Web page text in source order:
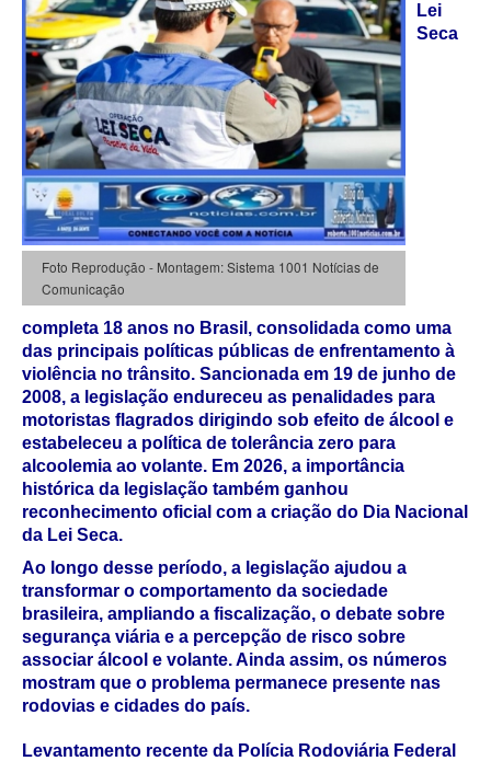
Foto Reprodução - Montagem: Sistema 1001 Notícias de
Comunicação
Lei
Seca
completa 18 anos no Brasil, consolidada como uma
das principais políticas públicas de enfrentamento à
violência no trânsito. Sancionada em 19 de junho de
2008, a legislação endureceu as penalidades para
motoristas flagrados dirigindo sob efeito de álcool e
estabeleceu a política de tolerância zero para
alcoolemia ao volante. Em 2026, a importância
histórica da legislação também ganhou
reconhecimento oficial com a criação do Dia Nacional
da Lei Seca.
Ao longo desse período, a legislação ajudou a
transformar o comportamento da sociedade
brasileira, ampliando a fiscalização, o debate sobre
segurança viária e a percepção de risco sobre
associar álcool e volante. Ainda assim, os números
mostram que o problema permanece presente nas
rodovias e cidades do país.
Levantamento recente da Polícia Rodoviária Federal